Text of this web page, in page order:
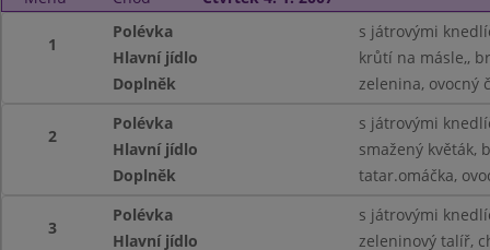
1
Polévka
s játrovými
Hlavní jídlo
krůtí na másle,,
Doplněk
zelenina, ovocný
2
Polévka
s játrovými
Hlavní jídlo
smažený květák,
Doplněk
tatar.omáčka,
3
Polévka
s játrovými
Hlavní jídlo
zeleninový talíř,